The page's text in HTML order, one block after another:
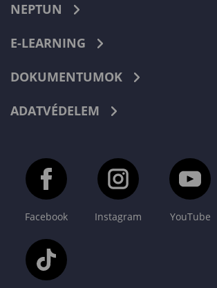
NEPTUN
E-LEARNING
DOKUMENTUMOK
ADATVÉDELEM
Facebook Instagram YouTube